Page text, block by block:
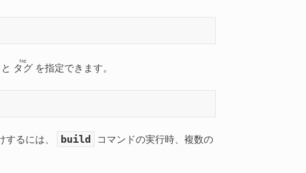
と タグ
tag
を指定できます。
するには、 build コマンドの実行時、複数の